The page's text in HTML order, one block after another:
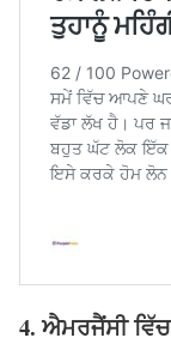
4. ਐਮਰਜੈਂਸੀ